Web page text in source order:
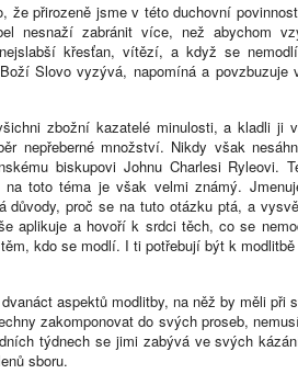
že přirozeně jsme v této duchovní
nesnaží zabránit více, než abychom
křesťan, vítězí, a když se
Slovo vyzývá, napomíná a povzbuzuje
zbožní kazatelé minulosti, a kladli ji
nepřeberné množství. Nikdy však
biskupovi Johnu Charlesi Ryleovi.
na toto téma je však velmi známý.
důvody, proč se na tuto otázku ptá, a
aplikuje a hovoří k srdci těch, co se
kdo se modlí. I ti potřebují být k modlitbě
aspektů modlitby, na něž by měli při
zakomponovat do svých proseb,
týdnech se jimi zabývá ve svých
sboru.